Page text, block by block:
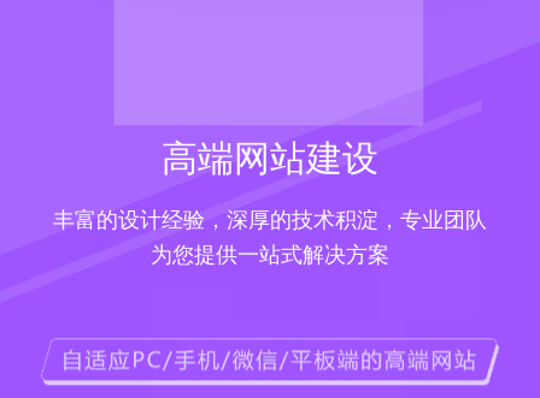
高端网站建设
丰富的设计经验，深厚的技术积淀，专业团队
为您提供一站式解决方案